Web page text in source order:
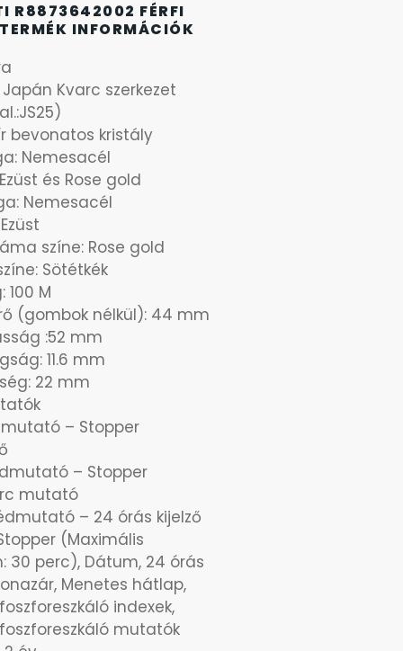
R8873642002 FÉRFI
INFORMÁCIÓK
Japán Kvarc szerkezet
bevonatos kristály
Nemesacél
és Rose gold
Nemesacél
színe: Rose gold
Sötétkék
100 M
(gombok nélkül): 44 mm
:52 mm
11.6 mm
22 mm
– Stopper
– Stopper
mutató
– 24 órás kijelző
(Maximális
30 perc), Dátum, 24 órás
Menetes hátlap,
indexek,
mutatók